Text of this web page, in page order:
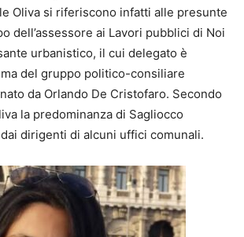
Oliva si riferiscono infatti alle presunte
dell’assessore ai Lavori pubblici di Noi
urbanistico, il cui delegato è
del gruppo politico-consiliare
da Orlando De Cristofaro. Secondo
la predominanza di Sagliocco
dirigenti di alcuni uffici comunali.